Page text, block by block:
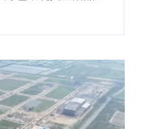
觀、防災與人本設
國家卓越建設
優質獎，再次展現
卓越成果，也獲得